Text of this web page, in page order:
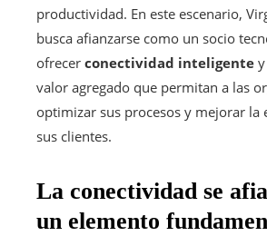
productividad. En este escenario,
busca afianzarse como un socio
ofrecer conectividad inteligente
valor agregado que permitan a las
optimizar sus procesos y mejorar la
sus clientes.
La conectividad se
un elemento